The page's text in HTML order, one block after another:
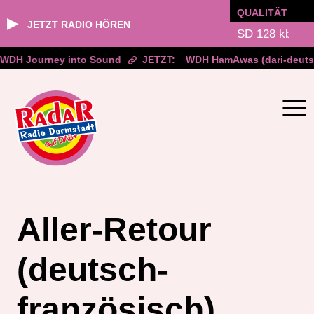
▶ JETZT RADIO HÖREN
QUALITÄT
Journey into Sound JETZT: WDH HamAwas (dari-
springen
Aller-Retour
(deutsch-